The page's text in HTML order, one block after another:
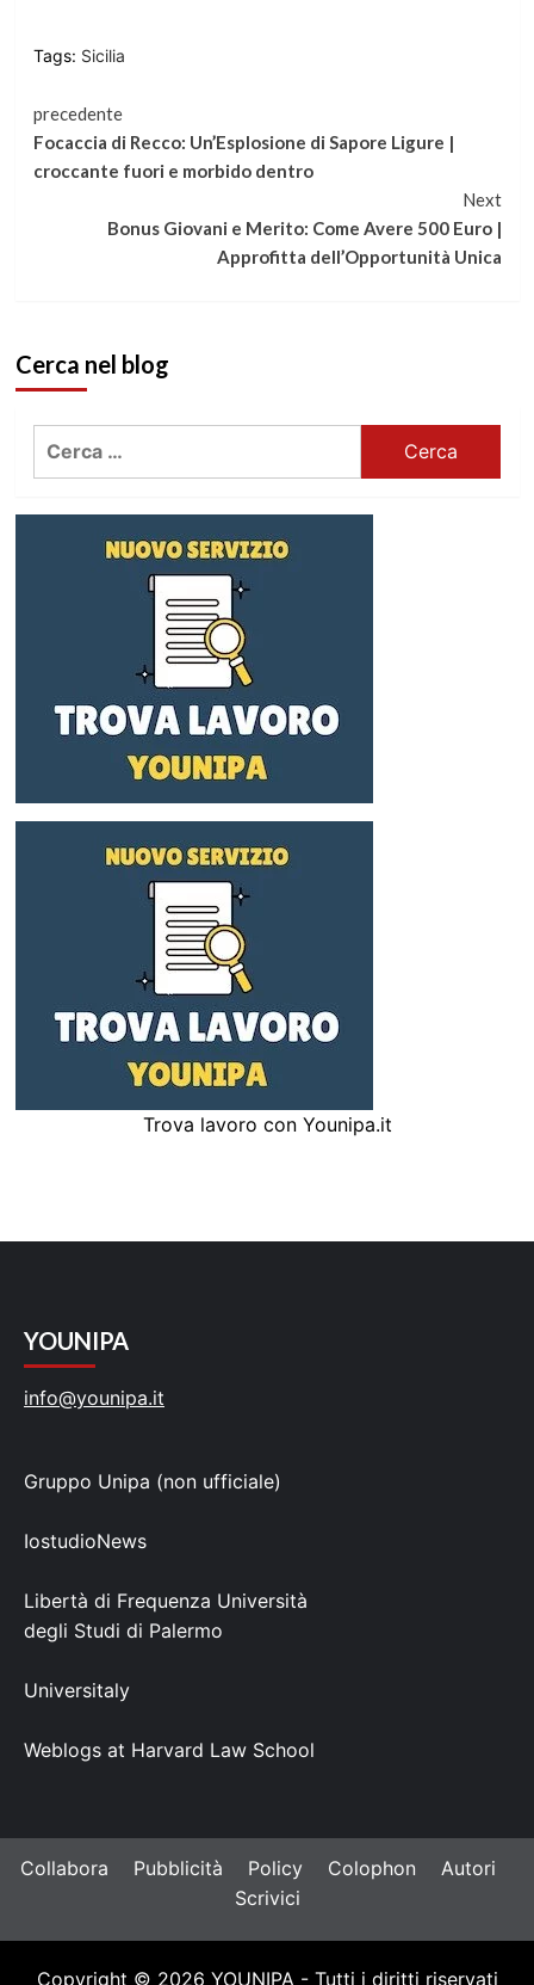
Tags: Sicilia
Continua
a
leggere
precedente
Focaccia di Recco: Un’Esplosione di Sapore Ligure |
croccante fuori e morbido dentro
Next
Bonus Giovani e Merito: Come Avere 500 Euro |
Approfitta dell’Opportunità Unica
Cerca nel blog
Trova lavoro con Younipa.it
YOUNIPA
info@younipa.it
Gruppo Unipa (non ufficiale)
IostudioNews
Libertà di Frequenza Università
degli Studi di Palermo
Universitaly
Weblogs at Harvard Law School
Collabora Pubblicità Policy Colophon
Autori
Scrivici
Copyright © 2026 YOUNIPA - Tutti i diritti riservati